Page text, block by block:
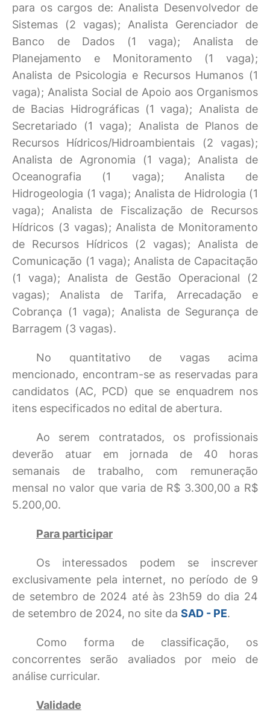
para os cargos de: Analista Desenvolvedor de
Sistemas (2 vagas); Analista Gerenciador de
Banco de Dados (1 vaga); Analista de
Planejamento e Monitoramento (1 vaga);
Analista de Psicologia e Recursos Humanos (1
vaga); Analista Social de Apoio aos Organismos
de Bacias Hidrográficas (1 vaga); Analista de
Secretariado (1 vaga); Analista de Planos de
Recursos Hídricos/Hidroambientais (2 vagas);
Analista de Agronomia (1 vaga); Analista de
Oceanografia (1 vaga); Analista de
Hidrogeologia (1 vaga); Analista de Hidrologia (1
vaga); Analista de Fiscalização de Recursos
Hídricos (3 vagas); Analista de Monitoramento
de Recursos Hídricos (2 vagas); Analista de
Comunicação (1 vaga); Analista de Capacitação
(1 vaga); Analista de Gestão Operacional (2
vagas); Analista de Tarifa, Arrecadação e
Cobrança (1 vaga); Analista de Segurança de
Barragem (3 vagas).
No quantitativo de vagas acima
mencionado, encontram-se as reservadas para
candidatos (AC, PCD) que se enquadrem nos
itens especificados no edital de abertura.
Ao serem contratados, os profissionais
deverão atuar em jornada de 40 horas
semanais de trabalho, com remuneração
mensal no valor que varia de R$ 3.300,00 a R$
5.200,00.
Para participar
Os interessados podem se inscrever
exclusivamente pela internet, no período de 9
de setembro de 2024 até às 23h59 do dia 24
de setembro de 2024, no site da SAD - PE.
Como forma de classificação, os
concorrentes serão avaliados por meio de
análise curricular.
Validade